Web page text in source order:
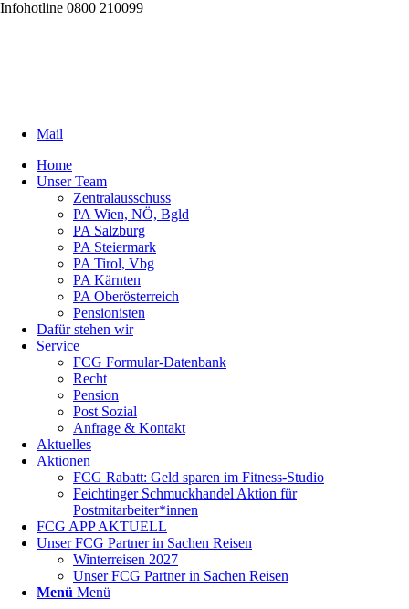
Infohotline 0800 210099
Mail
Home
Unser Team
Zentralausschuss
PA Wien, NÖ, Bgld
PA Salzburg
PA Steiermark
PA Tirol, Vbg
PA Kärnten
PA Oberösterreich
Pensionisten
Dafür stehen wir
Service
FCG Formular-Datenbank
Recht
Pension
Post Sozial
Anfrage & Kontakt
Aktuelles
Aktionen
FCG Rabatt: Geld sparen im Fitness-Studio
Feichtinger Schmuckhandel Aktion für
Postmitarbeiter*innen
FCG APP AKTUELL
Unser FCG Partner in Sachen Reisen
Winterreisen 2027
Unser FCG Partner in Sachen Reisen
Menü Menü